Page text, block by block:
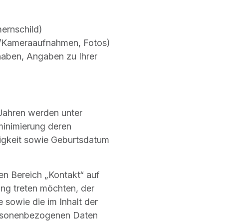
Fotos)
Angaben zu Ihrer
werden unter
deren
sowie Geburtsdatum
Bereich „Kontakt“ auf
treten möchten, der
sowie die im Inhalt der
Daten